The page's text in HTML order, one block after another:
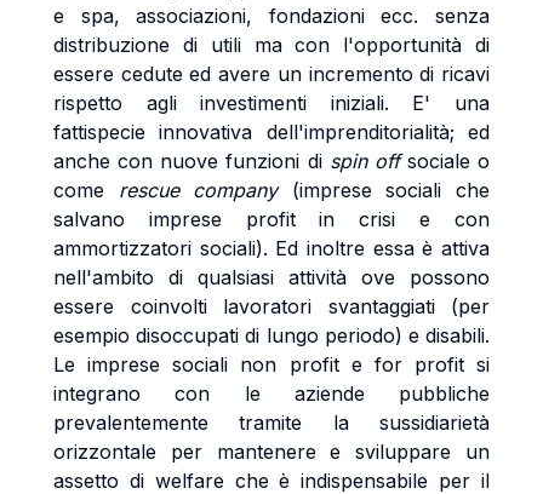
e spa, associazioni, fondazioni ecc. senza
distribuzione di utili ma con l'opportunità di
essere cedute ed avere un incremento di ricavi
rispetto agli investimenti iniziali. E' una
fattispecie innovativa dell'imprenditorialità; ed
anche con nuove funzioni di spin offsociale o
come rescue company (imprese sociali che
salvano imprese profit in crisi e con
ammortizzatori sociali). Ed inoltre essa è attiva
nell'ambito di qualsiasi attività ove possono
essere coinvolti lavoratori svantaggiati (per
esempio disoccupati di lungo periodo) e disabili.
Le imprese sociali non profit e for profit si
integrano con le aziende pubbliche
prevalentemente tramite la sussidiarietà
orizzontale per mantenere e sviluppare un
assetto di welfare che è indispensabile per il